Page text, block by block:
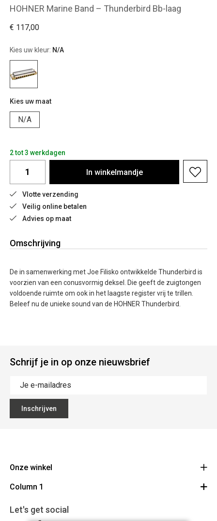
HOHNER Marine Band – Thunderbird Bb-laag
€ 117,00
Kies uw kleur: N/A
Kies uw maat
N/A
2 tot 3 werkdagen
In winkelmandje
Vlotte verzending
Veilig online betalen
Advies op maat
Omschrijving
De in samenwerking met Joe Filisko ontwikkelde Thunderbird is
voorzien van een conusvormig deksel. Die geeft de zuigtongen
voldoende ruimte om ook in het laagste register vrij te trillen.
Beleef nu de unieke sound van de HOHNER Thunderbird.
Schrijf je in op onze nieuwsbrief
Inschrijven
Onze winkel
Mallebergplaats 13 - 8000 Brugge
050/33 25 75
BE 0648.822.409
Column 1
Cadeaubon
Let's get social